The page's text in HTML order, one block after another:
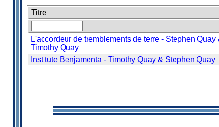
Titre
L'accordeur de tremblements de terre - Stephen Quay
Timothy Quay
Institute Benjamenta - Timothy Quay & Stephen Quay